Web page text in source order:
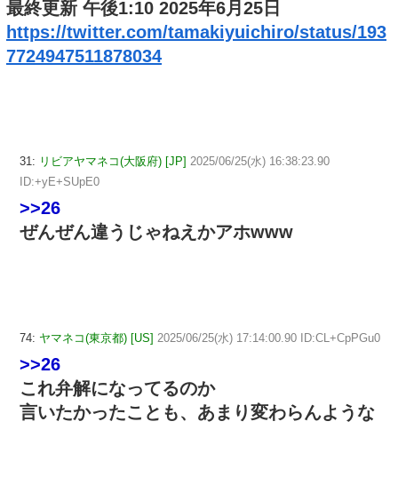
最終更新 午後1:10 2025年6月25日
https://twitter.com/tamakiyuichiro/status/193
7724947511878034
31: リビアヤマネコ(大阪府) [JP] 2025/06/25(水) 16:38:23.90
ID:+yE+SUpE0
>>26
ぜんぜん違うじゃねえかアホwww
74: ヤマネコ(東京都) [US] 2025/06/25(水) 17:14:00.90 ID:CL+CpPGu0
>>26
これ弁解になってるのか
言いたかったことも、あまり変わらんような